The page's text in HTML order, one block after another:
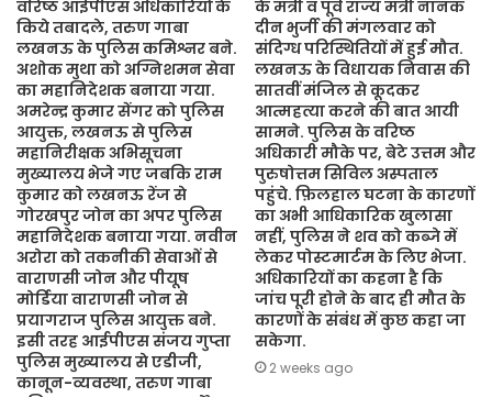
वरिष्ठ आईपीएस अधिकारियों के
किये तबादले, तरुण गाबा
लखनऊ के पुलिस कमिश्नर बने.
अशोक मुथा को अग्निशमन सेवा
का महानिदेशक बनाया गया.
अमरेन्द्र कुमार सेंगर को पुलिस
आयुक्त, लखनऊ से पुलिस
महानिरीक्षक अभिसूचना
मुख्यालय भेजे गए जबकि राम
कुमार को लखनऊ रेंज से
गोरखपुर जोन का अपर पुलिस
महानिदेशक बनाया गया. नवीन
अरोरा को तकनीकी सेवाओं से
वाराणसी जोन और पीयूष
मोर्डिया वाराणसी जोन से
प्रयागराज पुलिस आयुक्त बने.
इसी तरह आईपीएस संजय गुप्ता
पुलिस मुख्यालय से एडीजी,
कानून-व्यवस्था, तरुण गाबा
के मंत्री व पूर्व राज्य मंत्री नानक
दीन भुर्जी की मंगलवार को
संदिग्ध परिस्थितियों में हुई मौत.
लखनऊ के विधायक निवास की
सातवीं मंजिल से कूदकर
आत्महत्या करने की बात आयी
सामने. पुलिस के वरिष्ठ
अधिकारी मौके पर, बेटे उत्तम और
पुरुषोत्तम सिविल अस्पताल
पहुंचे. फ़िलहाल घटना के कारणों
का अभी आधिकारिक खुलासा
नहीं, पुलिस ने शव को कब्जे में
लेकर पोस्टमार्टम के लिए भेजा.
अधिकारियों का कहना है कि
जांच पूरी होने के बाद ही मौत के
कारणों के संबंध में कुछ कहा जा
सकेगा.
2 weeks ago